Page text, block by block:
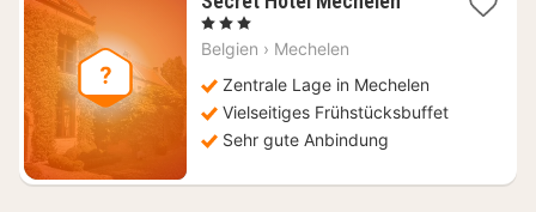
€
, 3 Sterne
Belgien › Mechelen
Zentrale Lage in Mechelen
Vielseitiges Frühstücksbuffet
Sehr gute Anbindung